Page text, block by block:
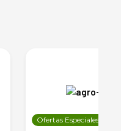
Ofertas Especiales